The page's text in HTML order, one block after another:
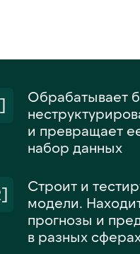
Обрабатывает
и превращает
набор данных
Строит и
модели.
прогнозы и
в разных